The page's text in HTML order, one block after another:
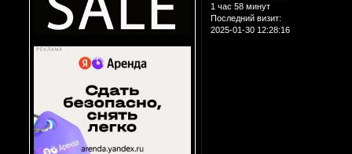
1 час 58 минут
Последний визит:
2025-01-30 12:28:16